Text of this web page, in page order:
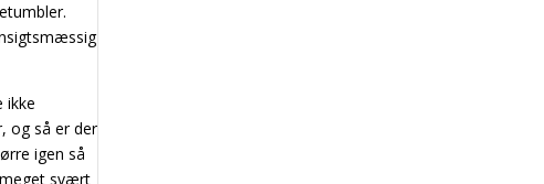
ikke
og så er der
igen så
svært